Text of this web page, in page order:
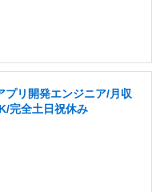
プリ開発エンジニア/月収
完全土日祝休み